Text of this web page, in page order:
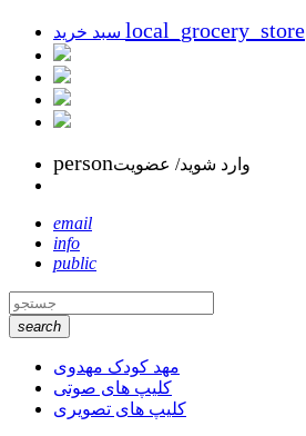
local_grocery_store
personوارد شوید/ عضویت
email
info
public
search
مهد کودک مهدوی
کلیپ های صوتی
کلیپ های تصویری